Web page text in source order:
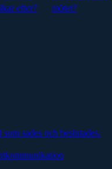
efter?
mötet?
sades och beslutades.